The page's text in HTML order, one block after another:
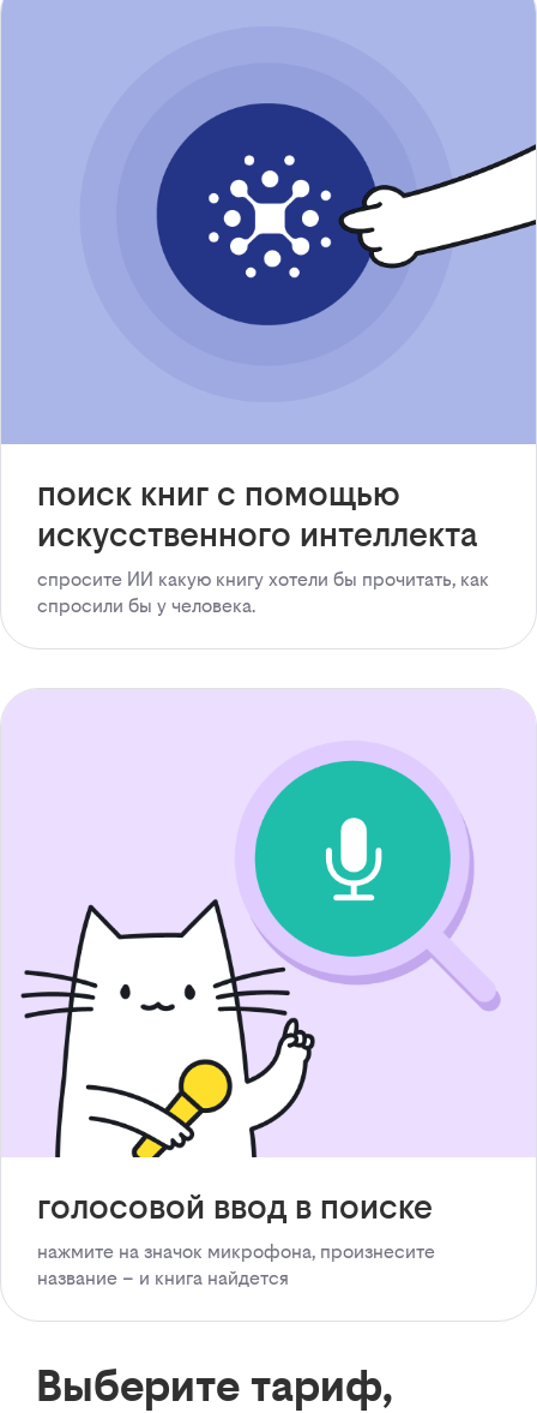
поиск книг с помощью
искусственного интеллекта
спросите ИИ какую книгу хотели бы прочитать, как
спросили бы у человека.
голосовой ввод в поиске
нажмите на значок микрофона, произнесите
название – и книга найдется
Выберите тариф,